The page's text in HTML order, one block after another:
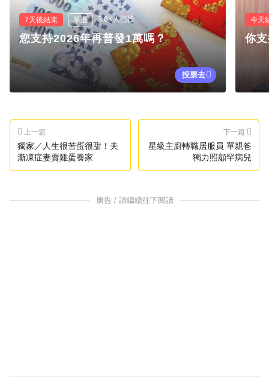
7天後結束 單選 3.8K人已投
您支持2026年再普發1萬嗎？
投票去
今天
你
上一篇
獨家／人生很苦蛋很甜！夫
漸凍症妻賣雞蛋養家
下一篇
星級主廚轉職居服員 單親爸
獨力照顧罕病兒
廣告 / 請繼續往下閱讀